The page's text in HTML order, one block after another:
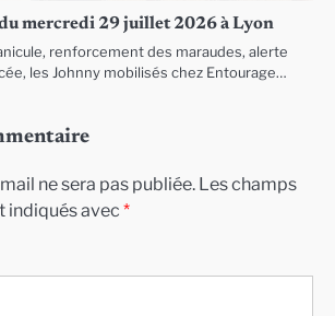
mercredi 29 juillet 2026 à Lyon
renforcement des maraudes, alerte
les Johnny mobilisés chez Entourage…
ne sera pas publiée. Les champs
indiqués avec*